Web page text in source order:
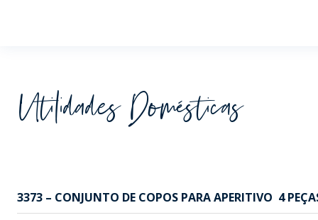
Utilidades Domésticas
3373 – CONJUNTO DE COPOS PARA APERITIVO  4